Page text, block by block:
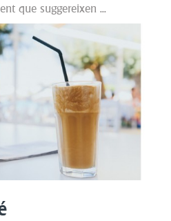
que suggereixen ...